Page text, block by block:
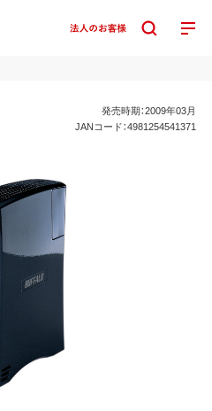
発売時期：2009年03月
JANコード：4981254541371